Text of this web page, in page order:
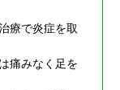
療で炎症を取
痛みなく足を